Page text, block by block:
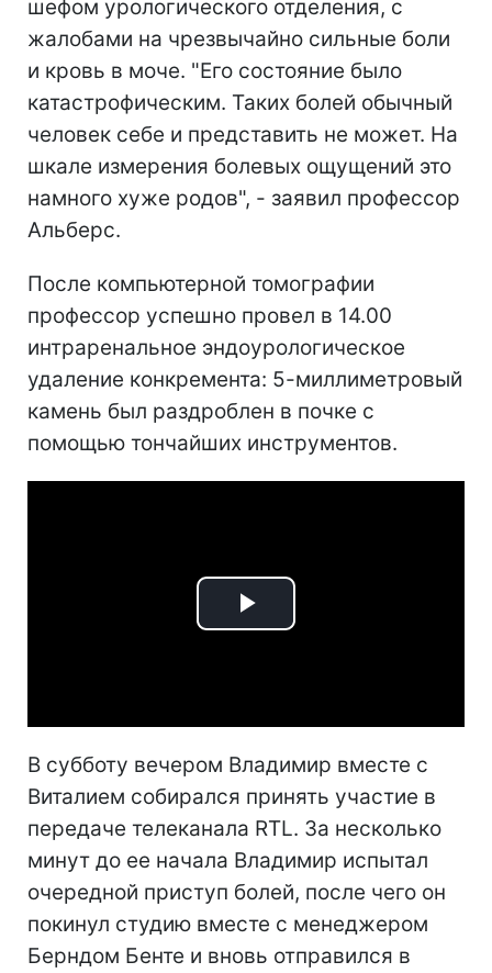
шефом урологического отделения, с
жалобами на чрезвычайно сильные боли
и кровь в моче. "Его состояние было
катастрофическим. Таких болей обычный
человек себе и представить не может. На
шкале измерения болевых ощущений это
намного хуже родов", - заявил профессор
Альберс.
После компьютерной томографии
профессор успешно провел в 14.00
интраренальное эндоурологическое
удаление конкремента: 5-миллиметровый
камень был раздроблен в почке с
помощью тончайших инструментов.
Play
В субботу вечером Владимир вместе с
Виталием собирался принять участие в
передаче телеканала RTL. За несколько
минут до ее начала Владимир испытал
очередной приступ болей, после чего он
покинул студию вместе с менеджером
Берндом Бенте и вновь отправился в